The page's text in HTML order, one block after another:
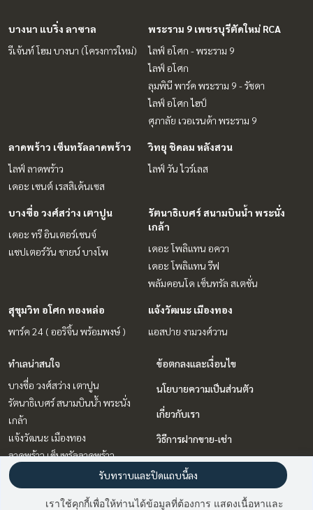
บางนา แบริ่ง ลาซาล
รีเจ้นท์ โฮม บางนา (โครงการใหม่)
พระราม 9 เพชรบุรีตัดใหม่ RCA
ไลฟ์ อโศก - พระราม 9
ไลฟ์ อโศก
ลุมพินี พาร์ค พระราม 9 - รัชดา
ไลฟ์ อโศก ไฮป์
ศุภาลัย เวอเรนด้า พระราม 9
ลาดพร้าว เซ็นทรัลลาดพร้าว
ไลฟ์ ลาดพร้าว
เดอะ เซนต์ เรสสิเด้นเซส
วิทยุ ชิดลม หลังสวน
ไลฟ์ วัน ไวร์เลส
บางซื่อ วงศ์สว่าง เตาปูน
เดอะ ทรี อินเตอร์เชนจ์
แชปเตอร์วัน ชายน์ บางโพ
รัตนาธิเบศร์ สนามบินน้ำ พระนั่ง
เกล้า
เดอะ โพลิแทน อควา
เดอะ โพลิแทน รีฟ
พลัมคอนโด เซ็นทรัล สเตชั่น
สุขุมวิท อโศก ทองหล่อ
พาร์ค 24 ( ออริจิ้น พร้อมพงษ์ )
แจ้งวัฒนะ เมืองทอง
แอสปาย งามวงศ์วาน
ทำเลน่าสนใจ
บางซื่อ วงศ์สว่าง เตาปูน
รัตนาธิเบศร์ สนามบินน้ำ พระนั่ง
เกล้า
แจ้งวัฒนะ เมืองทอง
ลาดพร้าว เซ็นทรัลลาดพร้าว
สุขุมวิท อโศก ทองหล่อ
วิทยุ ชิดลม หลังสวน
พระราม 9 เพชรบุรีตัดใหม่ RCA
ข้อตกลงและเงื่อนไข
นโยบายความเป็นส่วนตัว
เกี่ยวกับเรา
วิธีการฝากขาย-เช่า
ติดต่อ
เราใช้คุกกี้เพื่อให้ท่านได้ข้อมูลที่ต้องการ แสดงเนื้อหาและ
รับทราบและปิดแถบนี้ลง